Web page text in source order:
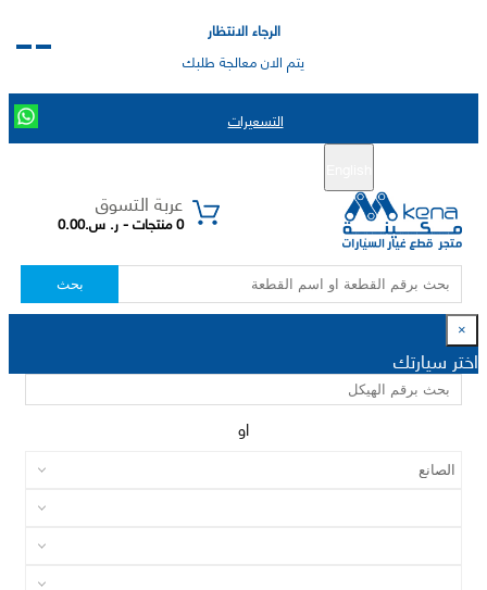
الرجاء الانتظار
يتم الان معالجة طلبك
التسعيرات
عربة التسوق
0 منتجات - ر. س.0.00
بحث
×
اختر سيارتك
او